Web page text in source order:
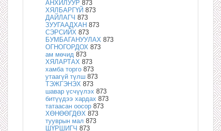
АНХИЛУУР 873
ХЯЛБАРГҮЙ 873
ДАЙЛАГЧ 873
ЗУУГААДХАН 873
СЭРСИЙХ 873
БУМБАГАНУУЛАХ 873
ОГНОГОРДОХ 873
ам мөчид 873
ХЯЛАРТАХ 873
хамба торго 873
утаагүй түлш 873
ТЭЖГЭНЭХ 873
шавар үсчүүлэх 873
битүүдээ хардах 873
татаасан оосор 873
ХӨНӨӨГДӨХ 873
тууврын мал 873
ШҮРШИГЧ 873